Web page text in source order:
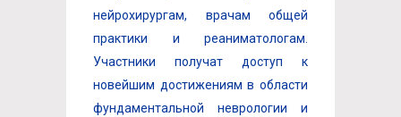
нейрохирургам, врачам общей
практики и реаниматологам.
Участники получат доступ к
новейшим достижениям в области
фундаментальной неврологии и